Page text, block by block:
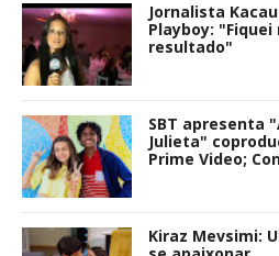
Jornalista
Playboy:
resultado"
SBT apresenta
Julieta"
Prime Video;
Kiraz Mevsimi: